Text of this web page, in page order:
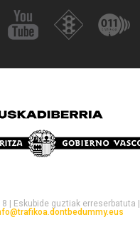
| Eskubide guztiak erreserbatuta |